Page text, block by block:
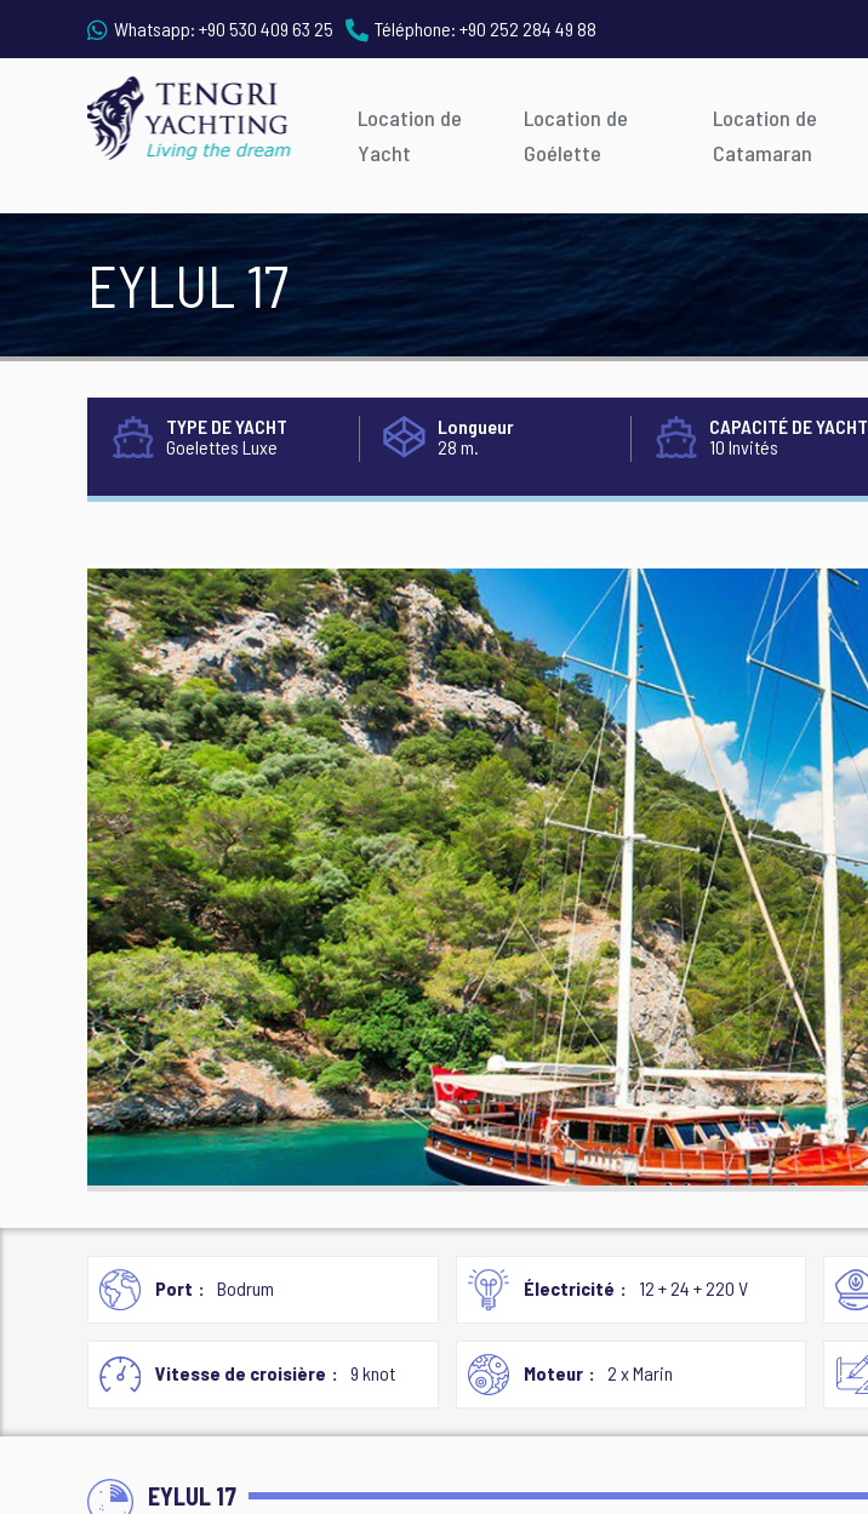
Whatsapp: +90 530 409 63 25 Téléphone: +90 252 284 49 88
Location de
Yacht
Location de
Goélette
Location de
Catamaran
EYLUL 17
TYPE DE YACHT
Goelettes Luxe
Longueur
28 m.
CAPACITÉ DE YACHT
10 Invités
Port Bodrum Électricité 12 + 24 + 220 V
Vitesse de croisière 9 knot Moteur 2 x Marin
EYLUL 17